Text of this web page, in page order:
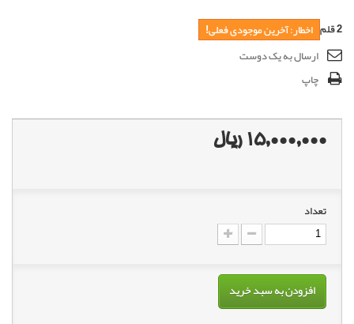
2قلم اخطار: آخرین موجودی فعلی!
ارسال به یک دوست
چاپ
15,000,000 ریال
تعداد
افزودن به سبد خرید